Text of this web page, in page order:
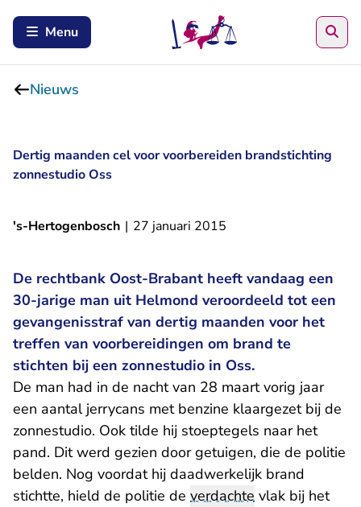
Menu
Nieuws
Dertig maanden cel voor voorbereiden brandstichting
zonnestudio Oss
's-Hertogenbosch | 27 januari 2015
De rechtbank Oost-Brabant heeft vandaag een
30-jarige man uit Helmond veroordeeld tot een
gevangenisstraf van dertig maanden voor het
treffen van voorbereidingen om brand te
stichten bij een zonnestudio in Oss.
De man had in de nacht van 28 maart vorig jaar
een aantal jerrycans met benzine klaargezet bij de
zonnestudio. Ook tilde hij stoeptegels naar het
pand. Dit werd gezien door getuigen, die de politie
belden. Nog voordat hij daadwerkelijk brand
stichtte, hield de politie de verdachte vlak bij het